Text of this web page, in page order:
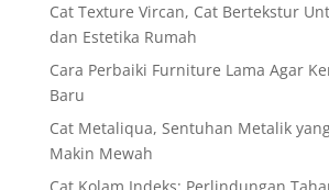
Cat Texture Vircan, Cat Bertekstur
dan Estetika Rumah
Cara Perbaiki Furniture Lama Agar
Baru
Cat Metaliqua, Sentuhan Metalik
Makin Mewah